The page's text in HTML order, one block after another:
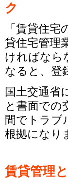
ク
「賃貸住
貸住宅管理
ければなら
なると、登
国土交通省
と書面での
間でトラブ
根拠になり
賃貸管理